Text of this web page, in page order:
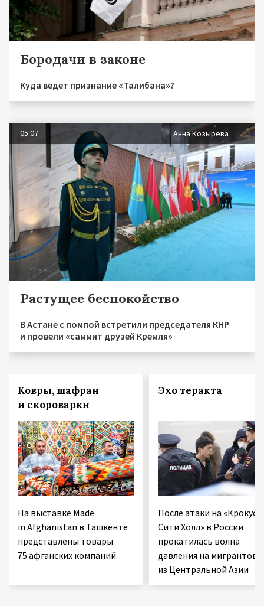
Бородачи в законе
Куда ведет признание «Талибана»?
05.07 Анна Козырева
Растущее беспокойство
В Астане с помпой встретили председателя КНР
и провели «саммит друзей Кремля»
Ковры, шафран
и скороварки
На выставке Made
in Afghanistan в Ташкенте
представлены товары
75 афганских компаний
Эхо теракта
После атаки на «Крокус
Сити Холл» в России
прокатилась волна
давления на мигрантов
из Центральной Азии